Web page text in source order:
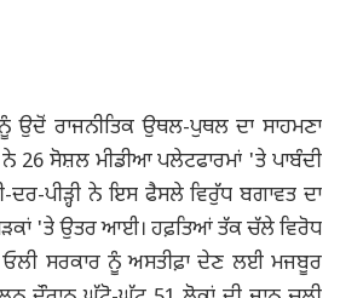
ਉਦੋਂ ਰਾਜਨੀਤਿਕ ਉਥਲ-ਪੁਥਲ ਦਾ ਸਾਹਮਣਾ
26 ਸੋਸ਼ਲ ਮੀਡੀਆ ਪਲੇਟਫਾਰਮਾਂ 'ਤੇ ਪਾਬੰਦੀ
ਦਰ-ਪੀੜ੍ਹੀ ਨੇ ਇਸ ਫੈਸਲੇ ਵਿਰੁੱਧ ਬਗਾਵਤ ਦਾ
'ਤੇ ਉਤਰ ਆਈ। ਹਫ਼ਤਿਆਂ ਤੱਕ ਚੱਲੇ ਵਿਰੋਧ
ਓਲੀ ਸਰਕਾਰ ਨੂੰ ਅਸਤੀਫ਼ਾ ਦੇਣ ਲਈ ਮਜਬੂਰ